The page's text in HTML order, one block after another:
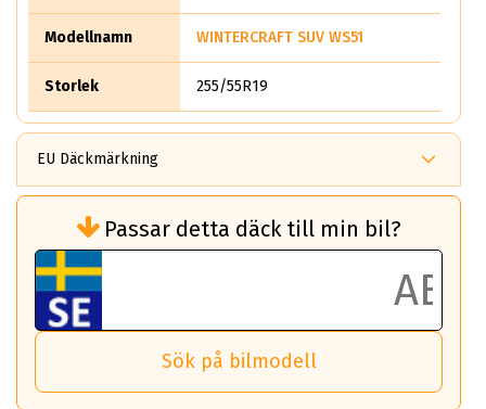
Modellnamn WINTERCRAFT SUV WS51
Storlek 255/55R19
EU Däckmärkning
bränsleförbrukningen)
Det ska vara en betygsskala från klass A
till G för rullmotstånd.
Ett klass A däck kommer ha 6,5% bättre
bränsleförbrukning än ett klass G däck.
Det betyder att om man kör 10,000 km,
så sparar man 50 liter bränsle med ett
Passar detta däck till min bil?
Sök på bilmodell